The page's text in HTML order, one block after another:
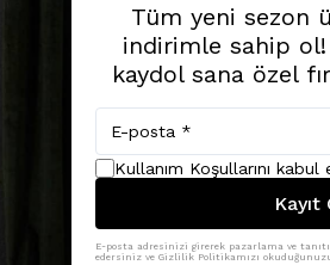
Tüm yeni sezon
indirimle sahip
kaydol sana özel
Kullanım Koşullarını kabul
Kayıt
E-posta adresinizi girerek pazarlama ve
edersiniz ve Gizlilik Politikamızı